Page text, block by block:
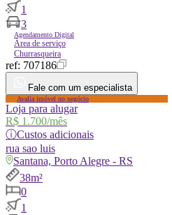
1
3
Agendamento Digital
Área de serviço
Churrasqueira
ref: 707186
Fale com um especialista
Avalia imóvel no negócio
Loja para alugar
R$ 1.700/mês
ⓘCustos adicionais
rua sao luis
Santana, Porto Alegre - RS
38m²
0
1